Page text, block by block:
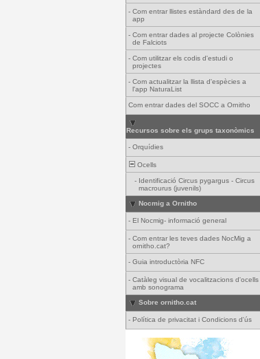
- Com entrar llistes estàndard des de la
app
- Com entrar dades al projecte Colònies
de Falciots
- Com utilitzar els codis d'estudi o
projectes
- Com actualitzar la llista d'espècies a
l'app NaturaList
Com entrar dades del SOCC a Ornitho
Recursos sobre els grups taxonòmics
- Orquídies
Ocells
- Identificació Circus pygargus - Circus
macrourus (juvenils)
Nocmig a Ornitho
- El Nocmig- informació general
- Com entrar les teves dades NocMig a
ornitho.cat?
- Guia introductòria NFC
- Catàleg visual de vocalitzacions d'ocells
amb sonograma
Sobre ornitho.cat
- Política de privacitat i Condicions d'ús